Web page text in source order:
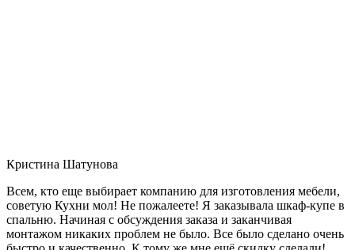
Кристина Шатунова
Всем, кто еще выбирает компанию для изготовления мебели,
советую Кухни мол! Не пожалеете! Я заказывала шкаф-купе в
спальню. Начиная с обсуждения заказа и заканчивая
монтажом никаких проблем не было. Все было сделано очень